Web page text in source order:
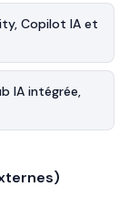
Copilot IA et
IA intégrée,